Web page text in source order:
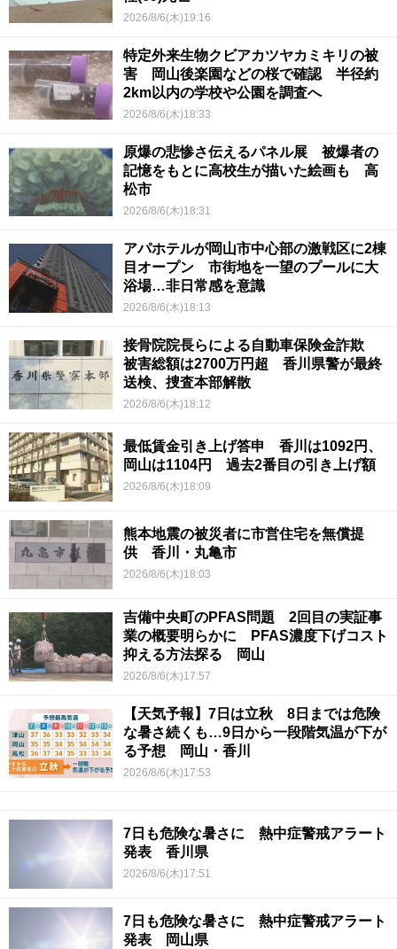
2026/8/6(木)19:16
特定外来生物クビアカツヤカミキリの被
害 岡山後楽園などの桜で確認 半径約
2km以内の学校や公園を調査へ
2026/8/6(木)18:33
原爆の悲惨さ伝えるパネル展 被爆者の
記憶をもとに高校生が描いた絵画も 高
松市
2026/8/6(木)18:31
アパホテルが岡山市中心部の激戦区に2棟
目オープン 市街地を一望のプールに大
浴場…非日常感を意識
2026/8/6(木)18:13
接骨院院長らによる自動車保険金詐欺
被害総額は2700万円超 香川県警が最終
送検、捜査本部解散
2026/8/6(木)18:12
最低賃金引き上げ答申 香川は1092円、
岡山は1104円 過去2番目の引き上げ額
2026/8/6(木)18:09
熊本地震の被災者に市営住宅を無償提
供 香川・丸亀市
2026/8/6(木)18:03
吉備中央町のPFAS問題 2回目の実証事
業の概要明らかに PFAS濃度下げコスト
抑える方法探る 岡山
2026/8/6(木)17:57
【天気予報】7日は立秋 8日までは危険
な暑さ続くも…9日から一段階気温が下が
る予想 岡山・香川
2026/8/6(木)17:53
7日も危険な暑さに 熱中症警戒アラート
発表 香川県
2026/8/6(木)17:51
7日も危険な暑さに 熱中症警戒アラート
発表 岡山県